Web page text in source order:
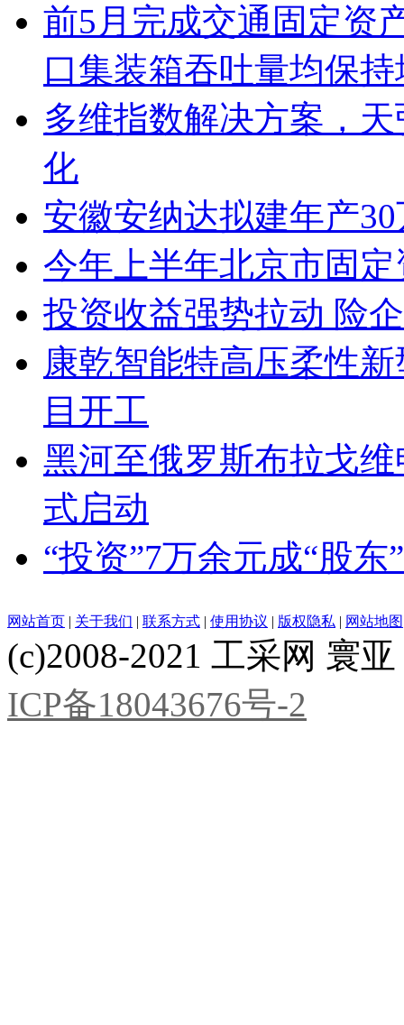
前5月完成交通固定资
口集装箱吞吐量均保
多维指数解决方案，
化
安徽安纳达拟建年产
今年上半年北京市固
投资收益强势拉动 险
康乾智能特高压柔性
目开工
黑河至俄罗斯布拉戈
式启动
“投资”7万余元成“股
网站首页 | 关于我们 | 联系方式 | 使用协议 | 版权隐私 | 网站地图
(c)2008-2021 工采网 寰
ICP备18043676号-2